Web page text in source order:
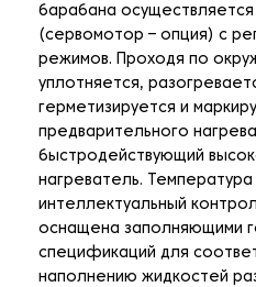
барабана
(сервомотор – опция) с
режимов. Проходя по
уплотняется,
герметизируется и
предварительного
быстродействующий
нагреватель.
интеллектуальный
оснащена заполняющими
спецификаций для
наполнению жидкостей